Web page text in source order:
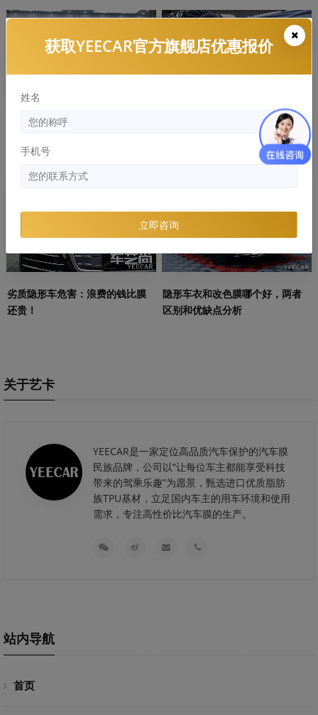
隐形车衣常见的材质有哪些，哪
YEECAR：隐形车衣多久发黄，有
劣质隐形车危害：浪费的钱比膜
还贵！
隐形车衣和改色膜哪个好，两者
区别和优缺点分析
关于艺卡
YEECAR是一家定位高品质汽车保护的汽车膜
民族品牌，公司以“让每位车主都能享受科技
带来的驾乘乐趣”为愿景，甄选进口优质脂肪
族TPU基材，立足国内车主的用车环境和使用
需求，专注高性价比汽车膜的生产。
站内导航
首页
获取YEECAR官方旗舰店优惠报价
姓名
手机号
立即咨询